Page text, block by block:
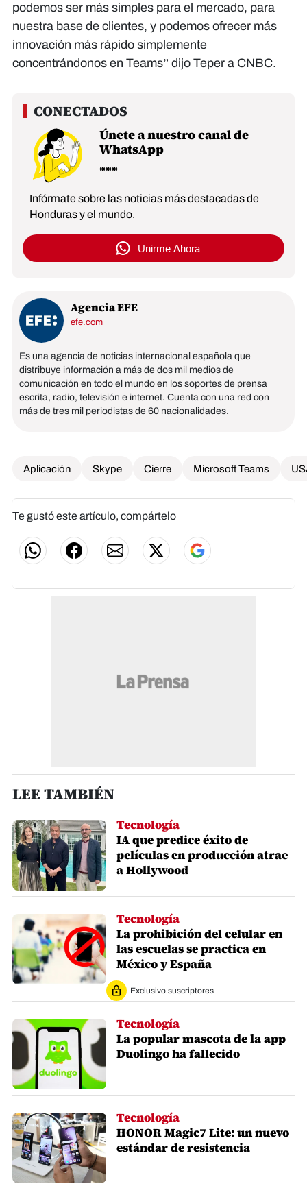
podemos ser más simples para el mercado, para
nuestra base de clientes, y podemos ofrecer más
innovación más rápido simplemente
concentrándonos en Teams” dijo Teper a CNBC.
Únete a nuestro canal de
WhatsApp
Infórmate sobre las noticias más destacadas de
Honduras y el mundo.
Unirme Ahora
Agencia EFE
efe.com
Es una agencia de noticias internacional española que
distribuye información a más de dos mil medios de
comunicación en todo el mundo en los soportes de prensa
escrita, radio, televisión e internet. Cuenta con una red con
más de tres mil periodistas de 60 nacionalidades.
Aplicación Skype Cierre Microsoft Teams
Te gustó este artículo, compártelo
LEE TAMBIÉN
Tecnología
IA que predice éxito de
películas en producción atrae
a Hollywood
Tecnología
La prohibición del celular en
las escuelas se practica en
México y España
Exclusivo suscriptores
Tecnología
La popular mascota de la app
Duolingo ha fallecido
Tecnología
HONOR Magic7 Lite: un nuevo
estándar de resistencia